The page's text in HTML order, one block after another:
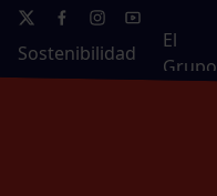
Sostenibilidad
El
Grupo